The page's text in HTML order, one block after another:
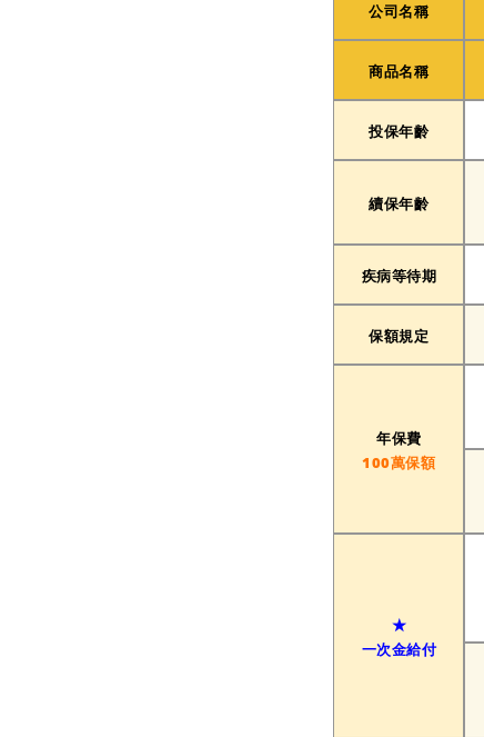
公司名稱
商品名稱
投保年齡
續保年齡
疾病等待期
保額規定
年保費
100萬保額
★
一次金給付